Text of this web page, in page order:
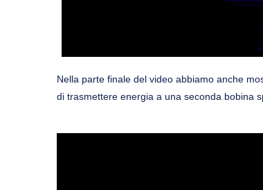
Nella parte finale del video abbiamo anche
di trasmettere energia a una seconda bobina